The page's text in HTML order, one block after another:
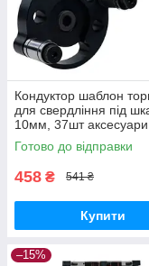
Кондуктор шаблон
для свердління під
10мм, 37шт аксесуари
Готово до відправки
458 ₴ 541 ₴
Купити
–15%